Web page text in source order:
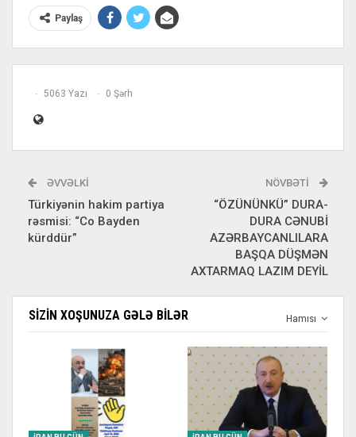
Paylaş
5063 Yazı 0 Şərh
ƏVVƏLKI
Türkiyənin hakim partiya
rəsmisi: “Co Bayden
kürddür”
NÖVBƏTI
“ÖZÜNÜNKÜ” DURA-
DURA CƏNUBİ
AZƏRBAYCANLILARA
BAŞQA DÜŞMƏN
AXTARMAQ LAZIM DEYİL
Hamısı
SIZIN XOŞUNUZA GƏLƏ BILƏR